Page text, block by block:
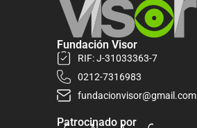
Fundación Visor
RIF: J-31033363-7
0212-7316983
fundacionvisor@gmail.com
Patrocinado por